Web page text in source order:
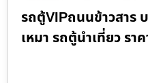
รถตู้VIPถนนข้าวสาร
เหมา รถตู้นำเที่ยว รา